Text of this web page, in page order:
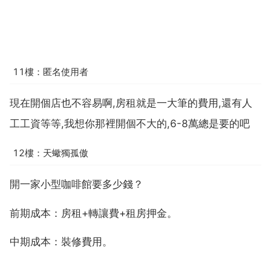
11樓：匿名使用者
現在開個店也不容易啊,房租就是一大筆的費用,還有人
工工資等等,我想你那裡開個不大的,6-8萬總是要的吧
12樓：天蠍獨孤傲
開一家小型咖啡館要多少錢？
前期成本：房租+轉讓費+租房押金。
中期成本：裝修費用。